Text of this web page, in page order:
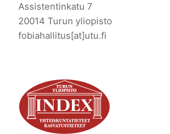
Assistentinkatu 7
20014 Turun yliopisto
fobiahallitus[at]utu.fi